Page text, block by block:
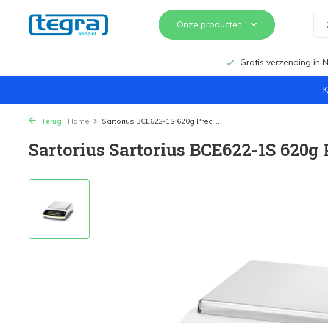
Onze producten
Gratis verzending in
Terug Home Sartorius BCE622-1S 620g Preci...
Sartorius Sartorius BCE622-1S